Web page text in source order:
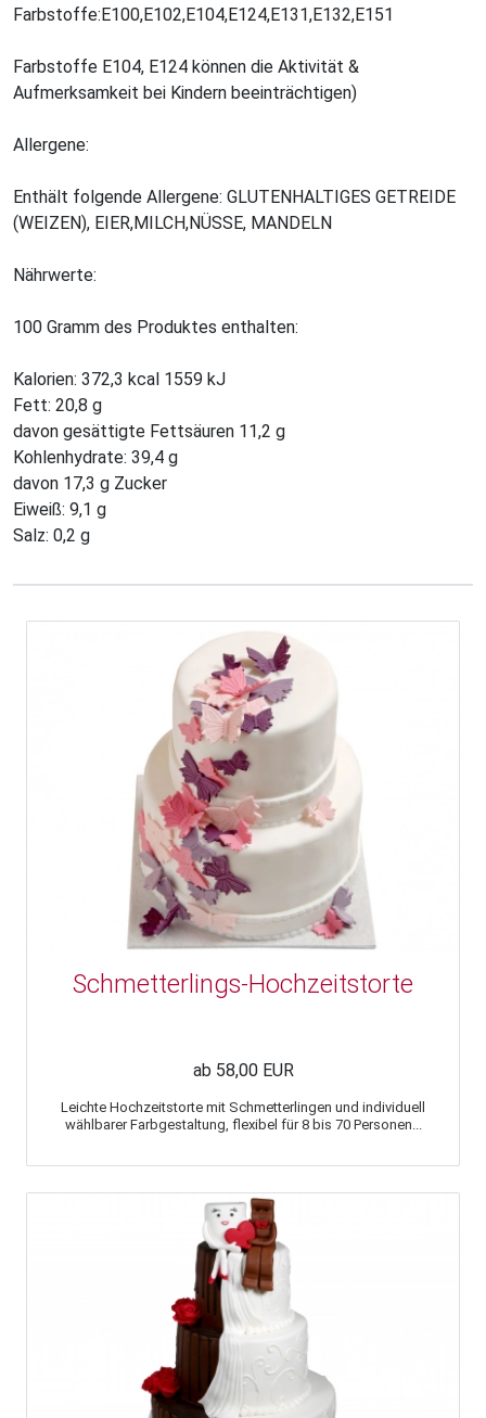
Farbstoffe:E100,E102,E104,E124,E131,E132,E151
Farbstoffe E104, E124 können die Aktivität &
Aufmerksamkeit bei Kindern beeinträchtigen)
Allergene:
Enthält folgende Allergene: GLUTENHALTIGES GETREIDE
(WEIZEN), EIER,MILCH,NÜSSE, MANDELN
Nährwerte:
100 Gramm des Produktes enthalten:
Kalorien: 372,3 kcal 1559 kJ
Fett: 20,8 g
davon gesättigte Fettsäuren 11,2 g
Kohlenhydrate: 39,4 g
davon 17,3 g Zucker
Eiweiß: 9,1 g
Salz: 0,2 g
Schmetterlings-Hochzeitstorte
ab 58,00 EUR
Leichte Hochzeitstorte mit Schmetterlingen und individuell
wählbarer Farbgestaltung, flexibel für 8 bis 70 Personen...